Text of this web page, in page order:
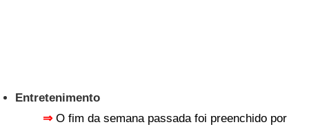
Entretenimento
⇒O fim da semana passada foi preenchido por